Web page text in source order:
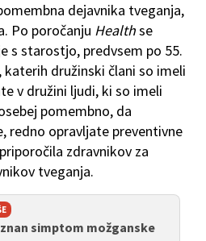
dejavnika tveganja,
Po poročanju Healthse
s starostjo, predvsem po 55.
družinski člani so imeli
v družini ljudi, ki so imeli
pomembno, da
redno opravljate preventivne
zdravnikov za
tveganja.
simptom možganske